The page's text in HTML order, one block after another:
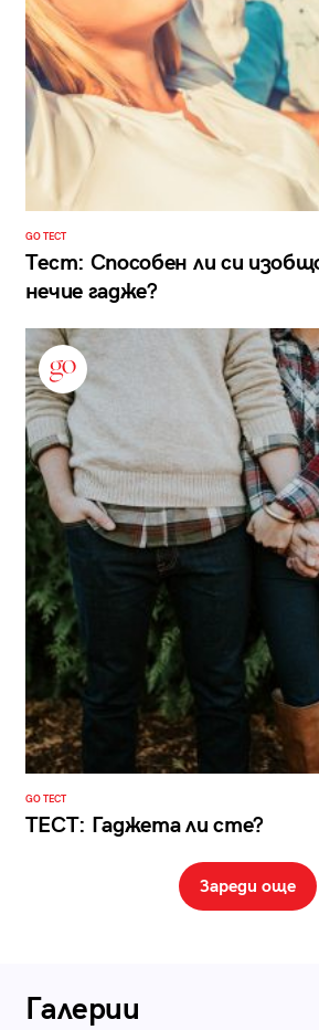
GO ТЕСТ
Тест: Способен ли си
нечие гадже?
GO ТЕСТ
ТЕСТ: Гаджета ли сте?
Зареди още
Галерии